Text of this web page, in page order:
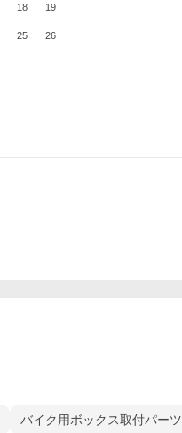
18 19
25 26
バイク用ボックス取付パーツ